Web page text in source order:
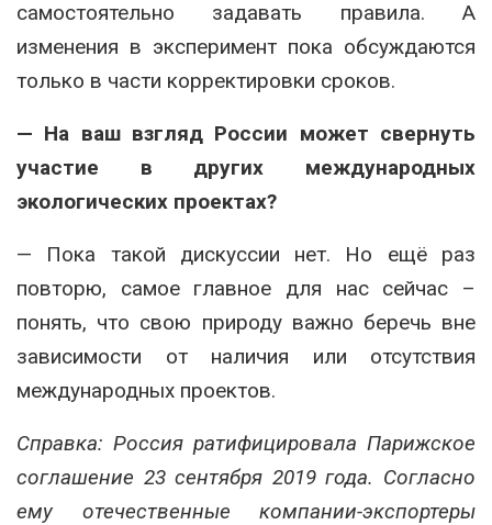
самостоятельно задавать правила. А
изменения в эксперимент пока обсуждаются
только в части корректировки сроков.
— На ваш взгляд России может свернуть
участие в других международных
экологических проектах?
— Пока такой дискуссии нет. Но ещё раз
повторю, самое главное для нас сейчас –
понять, что свою природу важно беречь вне
зависимости от наличия или отсутствия
международных проектов.
Справка: Россия ратифицировала Парижское
соглашение 23 сентября 2019 года. Согласно
ему отечественные компании-экспортеры